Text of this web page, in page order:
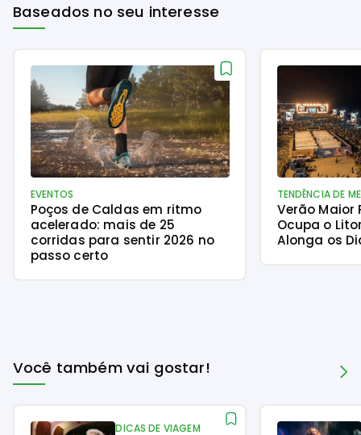
Baseados no seu interesse
EVENTOS
Poços de Caldas em ritmo
acelerado: mais de 25
corridas para sentir 2026 no
passo certo
TENDÊNCIA DE
Verão Maior
Ocupa o
Alonga os
Você também vai gostar!
DICAS DE VIAGEM